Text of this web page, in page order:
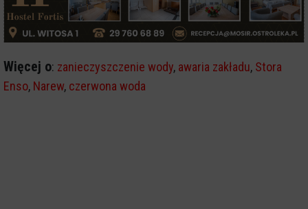
Więcej o: zanieczyszczenie wody, awaria zakładu, Stora
Enso, Narew, czerwona woda